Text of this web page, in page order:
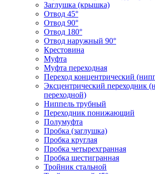
Заглушка (крышка)
Отвод 45°
Отвод 90°
Отвод 180°
Отвод наружный 90°
Крестовина
Муфта
Муфта переходная
Переход концентрический
Эксцентрический переходник
переходной)
Ниппель трубный
Переходник понижающий
Полумуфта
Пробка (заглушка)
Пробка круглая
Пробка четырехгранная
Пробка шестигранная
Тройник стальной